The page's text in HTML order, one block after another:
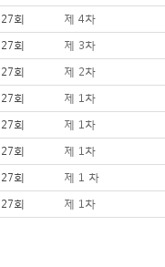
회
제 4차
회
제 3차
회
제 2차
회
제 1차
회
제 1차
회
제 1차
회
제 1 차
회 제 1차